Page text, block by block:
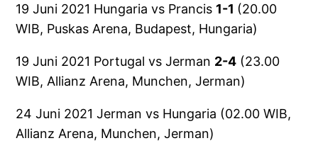
19 Juni 2021 Hungaria vs Prancis 1-1 (20.00
WIB, Puskas Arena, Budapest, Hungaria)
19 Juni 2021 Portugal vs Jerman 2-4 (23.00
WIB, Allianz Arena, Munchen, Jerman)
24 Juni 2021 Jerman vs Hungaria (02.00 WIB,
Allianz Arena, Munchen, Jerman)